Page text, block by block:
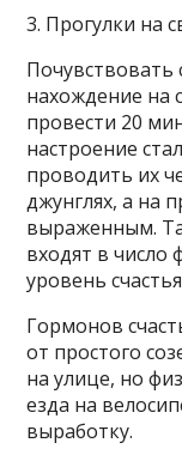
3. Прогулки на
Почувствовать
нахождение на
провести 20
настроение
проводить их
джунглях, а на
выраженным.
входят в
уровень
Гормонов
от простого
на улице, но
езда на
выработку.